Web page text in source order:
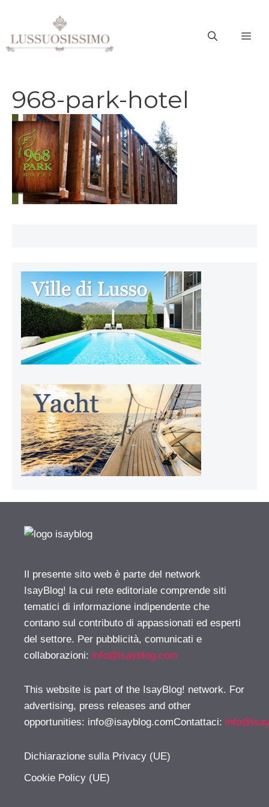
contenuto
968-park-hotel
Il presente sito web è parte del network
IsayBlog! la cui rete editoriale comprende siti
tematici di informazione indipendente che
contano sul contributo di appassionati ed esperti
del settore. Per pubblicità, comunicati e
collaborazioni: info@isayblog.com
This website is part of the IsayBlog! network. For
advertising, press releases and other
opportunities: info@isayblog.comContattaci:
Dichiarazione sulla Privacy (UE)
Cookie Policy (UE)